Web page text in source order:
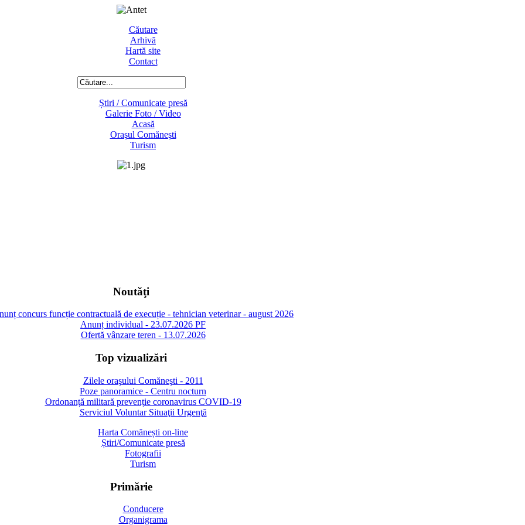
Căutare
Arhivă
Hartă site
Contact
Știri / Comunicate presă
Galerie Foto / Video
Acasă
Oraşul Comăneşti
Turism
Noutăţi
concurs funcție contractuală de execuție - tehnician veterinar - august 2026
Anunț individual - 23.07.2026 PF
Ofertă vânzare teren - 13.07.2026
Top vizualizări
Zilele oraşului Comăneşti - 2011
Poze panoramice - Centru nocturn
Ordonanță militară prevenție coronavirus COVID-19
Serviciul Voluntar Situaţii Urgenţă
Harta Comănești on-line
Știri/Comunicate presă
Fotografii
Turism
Primărie
Conducere
Organigrama